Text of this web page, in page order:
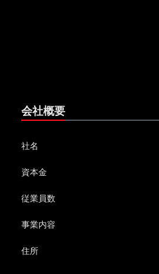
会社概要
社名
資本金
従業員数
事業内容
住所